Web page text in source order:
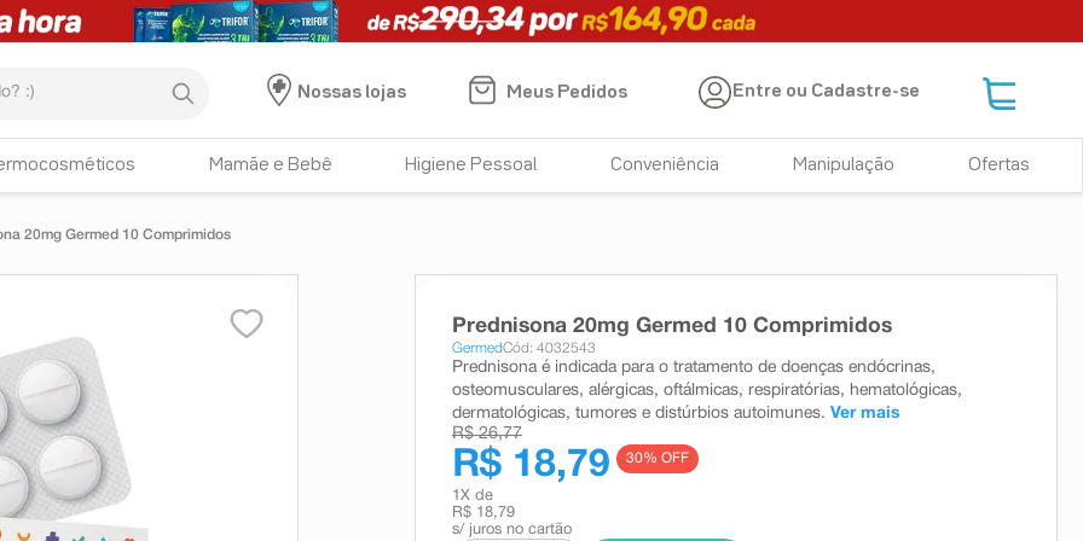
Nossas lojas
Meus Pedidos Entre ou Cadastre-se
Mamãe e Bebê Higiene Pessoal Conveniência Manipulação Ofertas
20mg Germed 10 Comprimidos
Prednisona 20mg Germed 10 Comprimidos
GermedCód: 4032543
Prednisona é indicada para o tratamento de doenças endócrinas,
osteomusculares, alérgicas, oftálmicas, respiratórias, hematológicas,
dermatológicas, tumores e distúrbios autoimunes. Ver mais
R$ 26,77
R$ 18,79 30% OFF
1 X de
R$ 18,79
s/ juros no cartão